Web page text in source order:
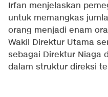
Irfan menjelaskan
untuk memangkas
orang menjadi enam
Wakil Direktur Utama
sebagai Direktur Niaga
dalam struktur direksi